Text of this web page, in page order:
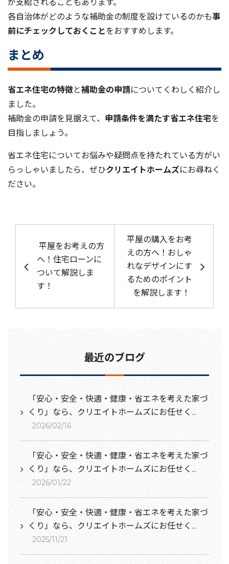
が支給されることもあります。
各自治体がどのような補助金の制度を設けているのかも事
前にチェックしておくことをおすすめします。
まとめ
省エネ住宅の特徴と補助金の申請についてくわしく紹介し
ました。
補助金の申請を見据えて、 申請条件を満たす省エネ住宅を
目指しましょう。
省エネ住宅についてお悩みや疑問点を持たれている方がい
らっしゃいましたら、ぜひクリエイトホームズにお尋ねく
ださい。
投稿ナビゲーション
平屋をお考えの方
へ！住宅ローンに
ついて解説しま
す！
平屋の購入をお考
えの方へ！おしゃ
れなデザインにす
るためのポイント
を解説します！
最近のブログ
「安心・安全・快適・健康・省エネを考えた家づ
くり」なら、クリエイトホームズにお任せく...
2026/02/16
「安心・安全・快適・健康・省エネを考えた家づ
くり」なら、クリエイトホームズにお任せく...
2026/01/22
「安心・安全・快適・健康・省エネを考えた家づ
くり」なら、クリエイトホームズにお任せく...
2025/11/21